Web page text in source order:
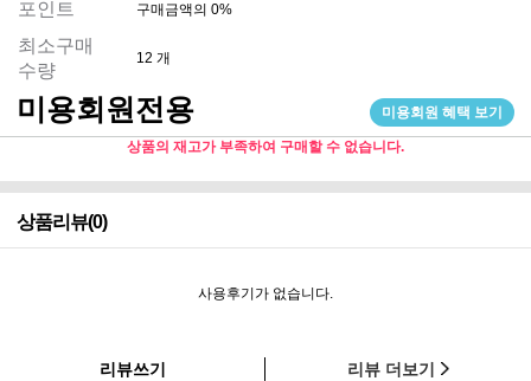
포인트 구매금액의 0%
최소구매
수량
12 개
미용회원전용 미용회원 혜택 보기
상품의 재고가 부족하여 구매할 수 없습니다.
상품리뷰(0)
사용후기가 없습니다.
리뷰쓰기 리뷰 더보기